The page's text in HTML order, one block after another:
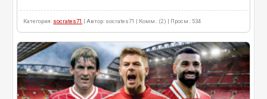
Категория: socrates71 | Автор: socrates71 | Комм.: (2) | Просм.: 534